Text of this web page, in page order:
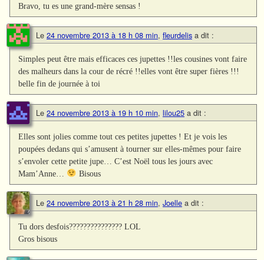
Bravo, tu es une grand-mère sensas !
Le 24 novembre 2013 à 18 h 08 min, fleurdelis a dit :
Simples peut être mais efficaces ces jupettes !!les cousines vont faire
des malheurs dans la cour de récré !!elles vont être super fières !!!
belle fin de journée à toi
Le 24 novembre 2013 à 19 h 10 min, lilou25 a dit :
Elles sont jolies comme tout ces petites jupettes ! Et je vois les
poupées dedans qui s’amusent à tourner sur elles-mêmes pour faire
s’envoler cette petite jupe… C’est Noël tous les jours avec
Mam’Anne…
Bisous
Le 24 novembre 2013 à 21 h 28 min, Joelle a dit :
Tu dors desfois??????????????? LOL
Gros bisous